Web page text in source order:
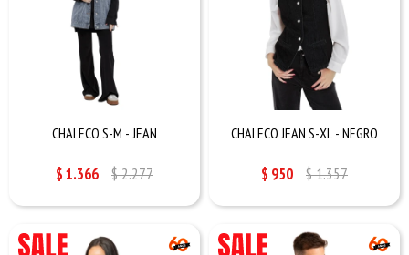
CHALECO S-M - JEAN
$1.366 $2.277
CHALECO JEAN S-XL - NEGRO
$ 950 $1.357